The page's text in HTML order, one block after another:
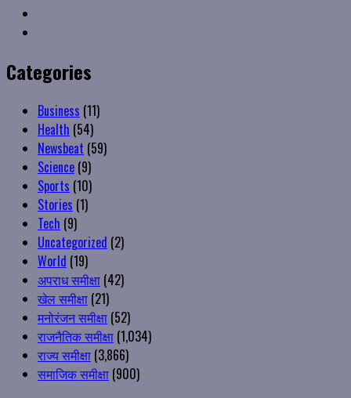
Categories
Business (11)
Health (54)
Newsbeat (59)
Science (9)
Sports (10)
Stories (1)
Tech (9)
Uncategorized (2)
World (19)
अपराध समीक्षा (42)
खेल समीक्षा (21)
मनोरंजन समीक्षा (52)
राजनैतिक समीक्षा (1,034)
राज्य समीक्षा (3,866)
समाजिक समीक्षा (900)